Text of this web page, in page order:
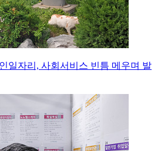
일자리, 사회서비스 빈틈 메우며 발